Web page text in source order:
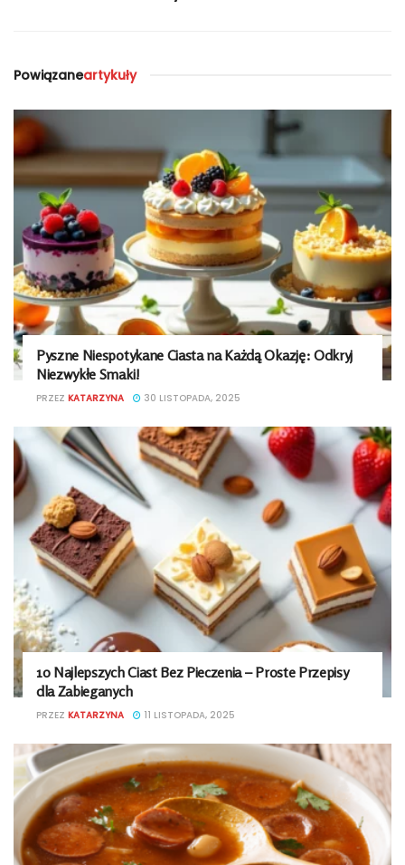
Powiązaneartykuły
Pyszne Niespotykane Ciasta na Każdą Okazję: Odkryj
Niezwykłe Smaki!
PRZEZ KATARZYNA 30 LISTOPADA, 2025
10 Najlepszych Ciast Bez Pieczenia – Proste Przepisy
dla Zabieganych
PRZEZ KATARZYNA 11 LISTOPADA, 2025